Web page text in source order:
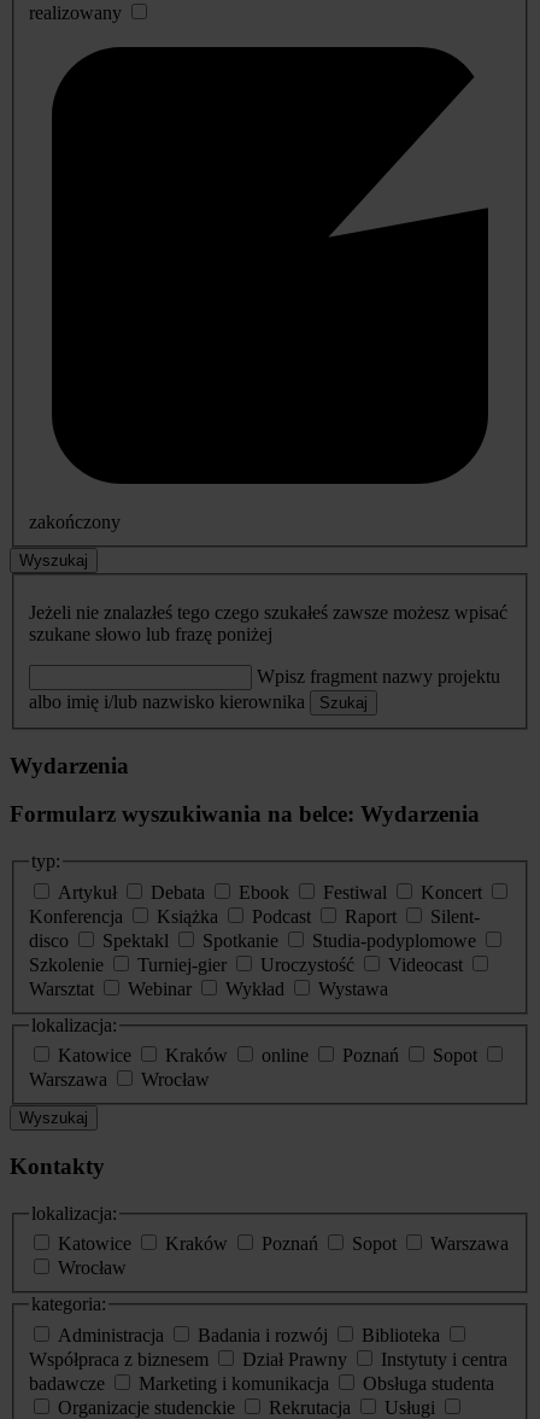
realizowany
zakończony
Wyszukaj
Jeżeli nie znalazłeś tego czego szukałeś zawsze możesz wpisać
szukane słowo lub frazę poniżej
Wpisz fragment nazwy projektu
albo imię i/lub nazwisko kierownika
Szukaj
Wydarzenia
Formularz wyszukiwania na belce: Wydarzenia
typ:
Artykuł
Debata Ebook Festiwal
Koncert
Konferencja
Książka Podcast Raport
Silent-
disco
Spektakl Spotkanie
Studia-podyplomowe
Szkolenie
Turniej-gier Uroczystość
Videocast
Warsztat
Webinar Wykład
Wystawa
lokalizacja:
Katowice
Kraków online Poznań
Sopot
Warszawa
Wrocław
Wyszukaj
Kontakty
lokalizacja:
Katowice
Kraków Poznań Sopot
Warszawa
Wrocław
kategoria:
Administracja
Badania i rozwój
Biblioteka
Współpraca z biznesem
Dział Prawny
Instytuty i centra
badawcze
Marketing i komunikacja
Obsługa studenta
Organizacje studenckie
Rekrutacja
Usługi